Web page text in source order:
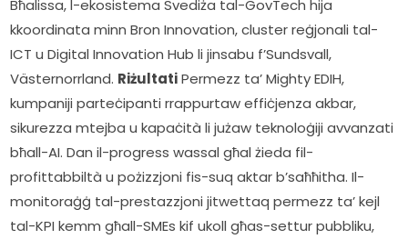
Bħalissa, l-ekosistema Svediża tal-GovTech hija
kkoordinata minn Bron Innovation, cluster reġjonali tal-
ICT u Digital Innovation Hub li jinsabu f’Sundsvall,
Västernorrland. Riżultati Permezz ta’ Mighty EDIH,
kumpaniji parteċipanti rrappurtaw effiċjenza akbar,
sikurezza mtejba u kapaċità li jużaw teknoloġiji avvanzati
bħall-AI. Dan il-progress wassal għal żieda fil-
profittabbiltà u pożizzjoni fis-suq aktar b’saħħitha. Il-
monitoraġġ tal-prestazzjoni jitwettaq permezz ta’ kejl
tal-KPI kemm għall-SMEs kif ukoll għas-settur pubbliku,